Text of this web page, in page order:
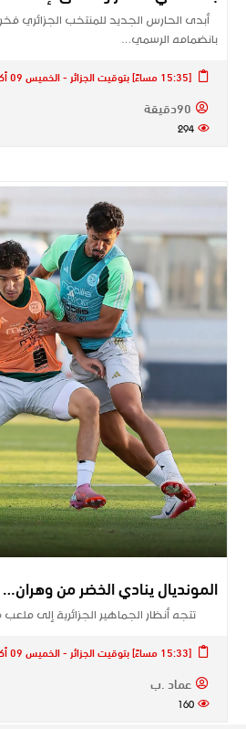
أبدى الحارس الجديد للمنتخب الجزائري
بانضمامه الرسمي…
[15:35 مساءً] بتوقيت الجزائر - الخميس 09 أكتوبر 2025
90دقيقة
294
المونديال ينادي الخضر من وهران…
تتجه أنظار الجماهير الجزائرية إلى
[15:33 مساءً] بتوقيت الجزائر - الخميس 09 أكتوبر 2025
عماد .ب
160